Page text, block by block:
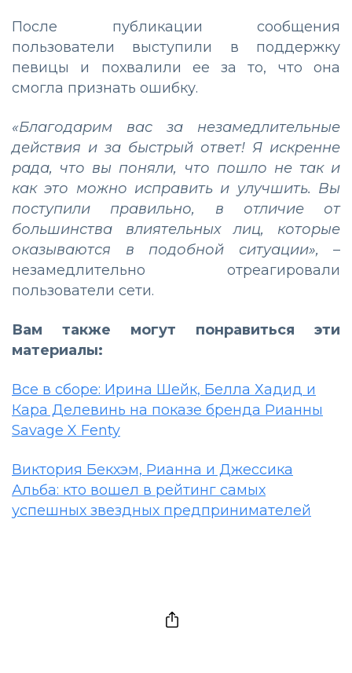
После публикации сообщения
пользователи выступили в поддержку
певицы и похвалили ее за то, что она
смогла признать ошибку.
«Благодарим вас за незамедлительные
действия и за быстрый ответ! Я искренне
рада, что вы поняли, что пошло не так и
как это можно исправить и улучшить. Вы
поступили правильно, в отличие от
большинства влиятельных лиц, которые
оказываются в подобной ситуации», –
незамедлительно отреагировали
пользователи сети.
Вам также могут понравиться эти
материалы:
Все в сборе: Ирина Шейк, Белла Хадид и
Кара Делевинь на показе бренда Рианны
Savage X Fenty
Виктория Бекхэм, Рианна и Джессика
Альба: кто вошел в рейтинг самых
успешных звездных предпринимателей